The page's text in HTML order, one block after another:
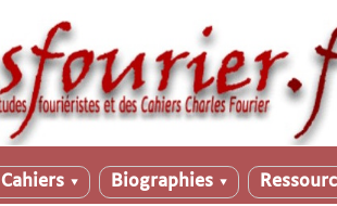
Cahiers ▼ Biographies ▼